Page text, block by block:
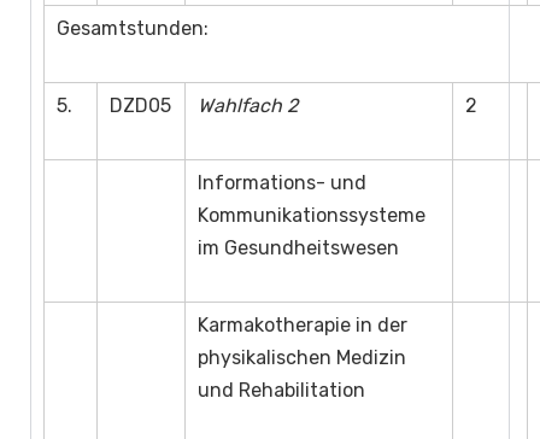
Gesamtstunden:
5. DZD05 Wahlfach 2 2
Informations- und
Kommunikationssysteme
im Gesundheitswesen
Karmakotherapie in der
physikalischen Medizin
und Rehabilitation